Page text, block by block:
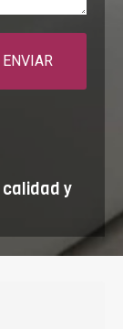
ENVIAR
calidad y